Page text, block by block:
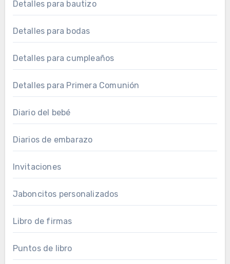
Detalles para bautizo
Detalles para bodas
Detalles para cumpleaños
Detalles para Primera Comunión
Diario del bebé
Diarios de embarazo
Invitaciones
Jaboncitos personalizados
Libro de firmas
Puntos de libro